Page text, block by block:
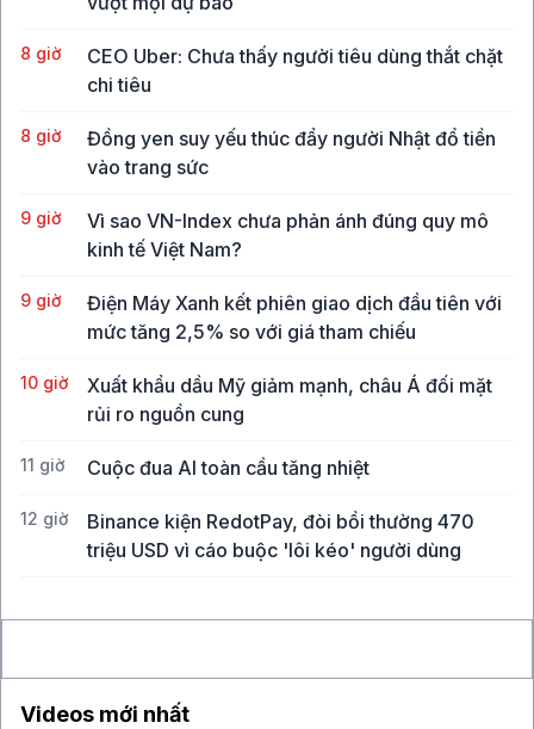
8 giờ
CEO Uber: Chưa thấy người tiêu dùng thắt chặt
chi tiêu
8 giờ
Đồng yen suy yếu thúc đẩy người Nhật đổ tiền
vào trang sức
9 giờ
Vì sao VN-Index chưa phản ánh đúng quy mô
kinh tế Việt Nam?
9 giờ
Điện Máy Xanh kết phiên giao dịch đầu tiên với
mức tăng 2,5% so với giá tham chiếu
10 giờ
Xuất khẩu dầu Mỹ giảm mạnh, châu Á đối mặt
rủi ro nguồn cung
11 giờ Cuộc đua AI toàn cầu tăng nhiệt
12 giờ
Binance kiện RedotPay, đòi bồi thường 470
triệu USD vì cáo buộc 'lôi kéo' người dùng
Videos mới nhất